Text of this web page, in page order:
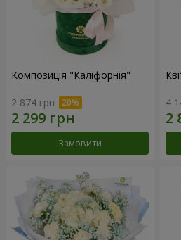
Композиція "Каліфорнія"
2 874 грн
Замовити
4